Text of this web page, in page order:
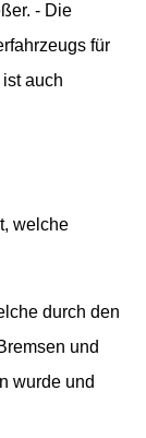
- Die
für
auch
welche
durch den
und
wurde und